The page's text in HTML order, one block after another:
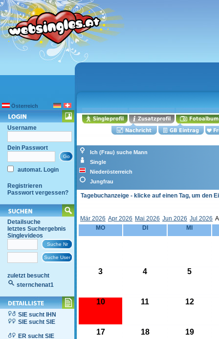
Österreich
Username
Dein Passwort
automat. Login
Registrieren
Passwort vergessen?
Detailsuche
letztes Suchergebnis
Singlevideos
zuletzt besucht
sternchenat1
SIE sucht IHN
SIE sucht SIE
ER sucht SIE
Ich (Frau) suche Mann
Single
Niederösterreich
Jungfrau
Tagebuchanzeige - klicke auf einen Tag, um den
Mär 2026 Apr 2026 Mai 2026 Jun 2026 Jul 2026
MO
DI MI
3 4 5
10 11 12
17 18 19